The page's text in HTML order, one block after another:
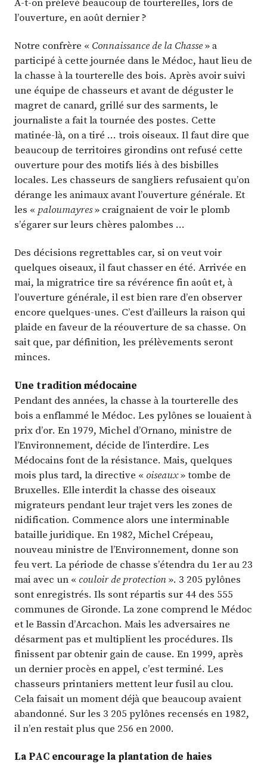
l’ouverture, en août dernier ?
Notre confrère « Connaissance de la Chasse» a
participé à cette journée dans le Médoc, haut lieu de
la chasse à la tourterelle des bois. Après avoir suivi
une équipe de chasseurs et avant de déguster le
magret de canard, grillé sur des sarments, le
journaliste a fait la tournée des postes. Cette
matinée-là, on a tiré … trois oiseaux. Il faut dire que
beaucoup de territoires girondins ont refusé cette
ouverture pour des motifs liés à des bisbilles
locales. Les chasseurs de sangliers refusaient qu’on
dérange les animaux avant l’ouverture générale. Et
les « paloumayres» craignaient de voir le plomb
s’égarer sur leurs chères palombes …
Des décisions regrettables car, si on veut voir
quelques oiseaux, il faut chasser en été. Arrivée en
mai, la migratrice tire sa révérence fin août et, à
l’ouverture générale, il est bien rare d’en observer
encore quelques-unes. C’est d’ailleurs la raison qui
plaide en faveur de la réouverture de sa chasse. On
sait que, par définition, les prélèvements seront
minces.
Une tradition médocaine
Pendant des années, la chasse à la tourterelle des
bois a enflammé le Médoc. Les pylônes se louaient à
prix d’or. En 1979, Michel d’Ornano, ministre de
l’Environnement, décide de l’interdire. Les
Médocains font de la résistance. Mais, quelques
mois plus tard, la directive « oiseaux» tombe de
Bruxelles. Elle interdit la chasse des oiseaux
migrateurs pendant leur trajet vers les zones de
nidification. Commence alors une interminable
bataille juridique. En 1982, Michel Crépeau,
nouveau ministre de l’Environnement, donne son
feu vert. La période de chasse s’étendra du 1er au 23
mai avec un « couloir de protection». 3 205 pylônes
sont enregistrés. Ils sont répartis sur 44 des 555
communes de Gironde. La zone comprend le Médoc
et le Bassin d’Arcachon. Mais les adversaires ne
désarment pas et multiplient les procédures. Ils
finissent par obtenir gain de cause. En 1999, après
un dernier procès en appel, c’est terminé. Les
chasseurs printaniers mettent leur fusil au clou.
Cela faisait un moment déjà que beaucoup avaient
abandonné. Sur les 3 205 pylônes recensés en 1982,
il n’en restait plus que 256 en 2000.
La PAC encourage la plantation de haies